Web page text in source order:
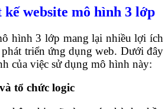
kế website mô hình 3 lớp
hình 3 lớp mang lại nhiều lợi ích
triển ứng dụng web. Dưới đây
của việc sử dụng mô hình này:
tổ chức logic